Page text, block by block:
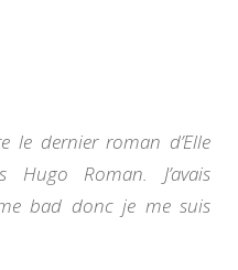
le dernier roman d’Elle
Roman. J’avais
bad donc je me suis